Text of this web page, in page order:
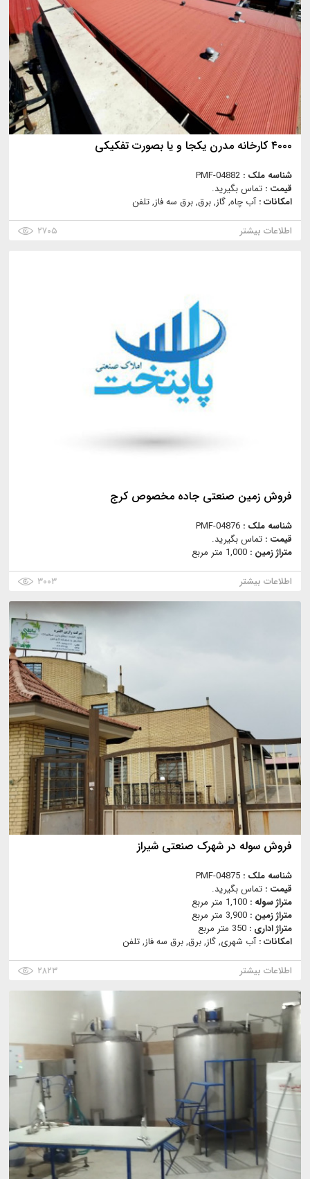
۴۰۰۰ کارخانه مدرن یکجا و یا بصورت تفکیکی
شناسه ملک : PMF-04882
قیمت : تماس بگیرید.
امکانات :آب چاه, گاز, برق, برق سه فاز, تلفن
اطلاعات بیشتر
۲۷۰۵
فروش زمین صنعتی جاده مخصوص کرج
شناسه ملک : PMF-04876
قیمت : تماس بگیرید.
متراژ زمین : 1,000 متر مربع
اطلاعات بیشتر
۳۰۰۳
فروش سوله در شهرک صنعتی شیراز
شناسه ملک : PMF-04875
قیمت : تماس بگیرید.
متراژ سوله : 1,100 متر مربع
متراژ زمین : 3,900 متر مربع
متراژ اداری : 350 متر مربع
امکانات :آب شهری, گاز, برق, برق سه فاز, تلفن
اطلاعات بیشتر
۲۸۲۳